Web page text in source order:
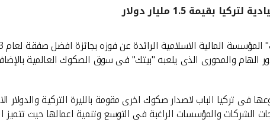
بقيمة 1.5 مليار دولار
الهام والمحورى الذى يلعبه "بيتك" فى سوق الصكوك العالمية
فى تركيا الباب لاصدار صكوك اخرى مقومة بالليرة التركية
والمؤسسات الراغبة فى التوسع وتنمية اعمالها حيث تتميز